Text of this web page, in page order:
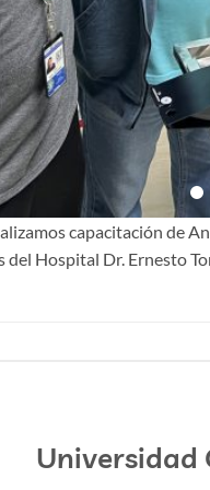
capacitación de
Hospital Dr. Ernesto
Universidad